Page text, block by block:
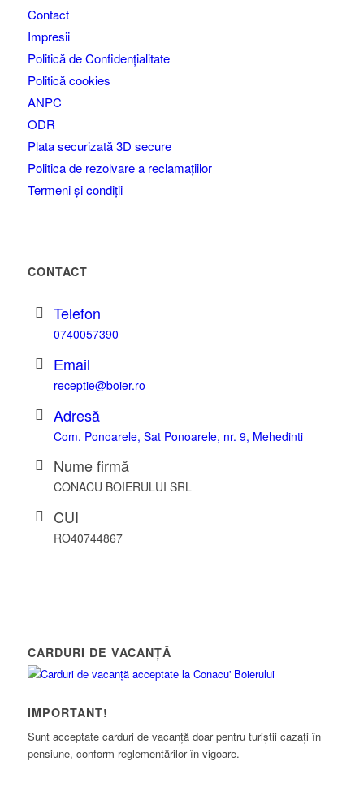
Contact
Impresii
Politică de Confidențialitate
Politică cookies
ANPC
ODR
Plata securizată 3D secure
Politica de rezolvare a reclamațiilor
Termeni și condiții
CONTACT
Telefon
0740057390
Email
receptie@boier.ro
Adresă
Com. Ponoarele, Sat Ponoarele, nr. 9, Mehedinti
Nume firmă
CONACU BOIERULUI SRL
CUI
RO40744867
CARDURI DE VACANȚĂ
IMPORTANT!
Sunt acceptate carduri de vacanță doar pentru turiștii cazați în
pensiune, conform reglementărilor în vigoare.